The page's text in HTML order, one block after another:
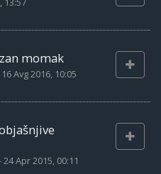
momak
16 Avg 2016, 10:05
24 Apr 2015, 00:11